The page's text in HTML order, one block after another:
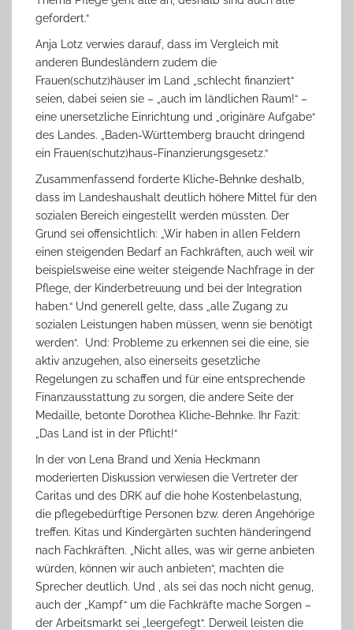
gefordert.“
Anja Lotz verwies darauf, dass im Vergleich mit
anderen Bundesländern zudem die
Frauen(schutz)häuser im Land „schlecht finanziert“
seien, dabei seien sie – „auch im ländlichen Raum!“ –
eine unersetzliche Einrichtung und „originäre Aufgabe“
des Landes. „Baden-Württemberg braucht dringend
ein Frauen(schutz)haus-Finanzierungsgesetz.“
Zusammenfassend forderte Kliche-Behnke deshalb,
dass im Landeshaushalt deutlich höhere Mittel für den
sozialen Bereich eingestellt werden müssten. Der
Grund sei offensichtlich: „Wir haben in allen Feldern
einen steigenden Bedarf an Fachkräften, auch weil wir
beispielsweise eine weiter steigende Nachfrage in der
Pflege, der Kinderbetreuung und bei der Integration
haben.“ Und generell gelte, dass „alle Zugang zu
sozialen Leistungen haben müssen, wenn sie benötigt
werden“. Und: Probleme zu erkennen sei die eine, sie
aktiv anzugehen, also einerseits gesetzliche
Regelungen zu schaffen und für eine entsprechende
Finanzausstattung zu sorgen, die andere Seite der
Medaille, betonte Dorothea Kliche-Behnke. Ihr Fazit:
„Das Land ist in der Pflicht!“
In der von Lena Brand und Xenia Heckmann
moderierten Diskussion verwiesen die Vertreter der
Caritas und des DRK auf die hohe Kostenbelastung,
die pflegebedürftige Personen bzw. deren Angehörige
treffen. Kitas und Kindergärten suchten händeringend
nach Fachkräften. „Nicht alles, was wir gerne anbieten
würden, können wir auch anbieten“, machten die
Sprecher deutlich. Und , als sei das noch nicht genug,
auch der „Kampf“ um die Fachkräfte mache Sorgen –
der Arbeitsmarkt sei „leergefegt“. Derweil leisten die